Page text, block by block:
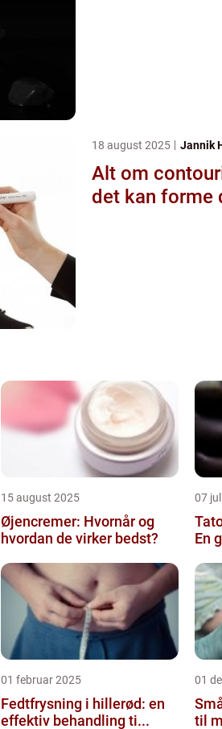
18 august 2025 Jannik
Alt om
det kan forme
15 august 2025
Øjencremer: Hvornår og
hvordan de virker bedst?
07
En
01 februar 2025
Fedtfrysning i hillerød: en
effektiv behandling ti...
01
til